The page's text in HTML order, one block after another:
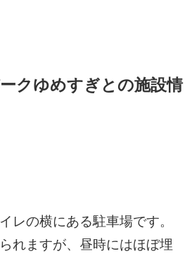
クゆめすぎとの施設情
レの横にある駐車場です。
れますが、昼時にはほぼ埋